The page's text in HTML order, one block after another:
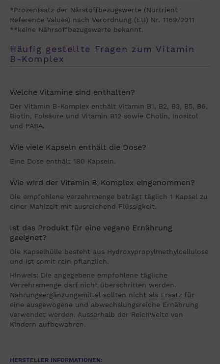
*Prozentsatz der Närstoffbezugswerte (Nurtrient
Reference Values) nach Verordnung (EU) Nr. 1169/2011
**keine Nährsoffbezugswerte bekannt.
Häufig gestellte Fragen zum Vitamin
B-Komplex
Welche Vitamine sind enthalten?
Der Vitamin B-Komplex enthält Vitamin B1, B2, B3, B5, B6,
Biotin, Folsäure und Vitamin B12 sowie Cholin, Inositol
und PABA.
Wie viele Kapseln enthält die Dose?
Eine Dose enthält 180 Kapseln.
Wie wird der Vitamin B-Komplex eingenommen?
Die empfohlene Verzehrmenge beträgt täglich 1 Kapsel zu
einer Mahlzeit mit ausreichend Flüssigkeit.
Ist das Produkt für eine vegane Ernährung
geeignet?
Die Kapselhülle besteht aus Hydroxypropylmethylcellulose
und ist somit rein pflanzlich.
Hinweis: Die angegebene empfohlene tägliche
Verzehrsmenge darf nicht überschritten werden.
Nahrungsergänzungsmittel sollten nicht als Ersatz für
eine ausgewogene und abwechslungsreiche Ernährung
verwendet werden. Ausserhalb der Reichweite von
Kindern aufbewahren.
HERSTELLER INFORMATIONEN: